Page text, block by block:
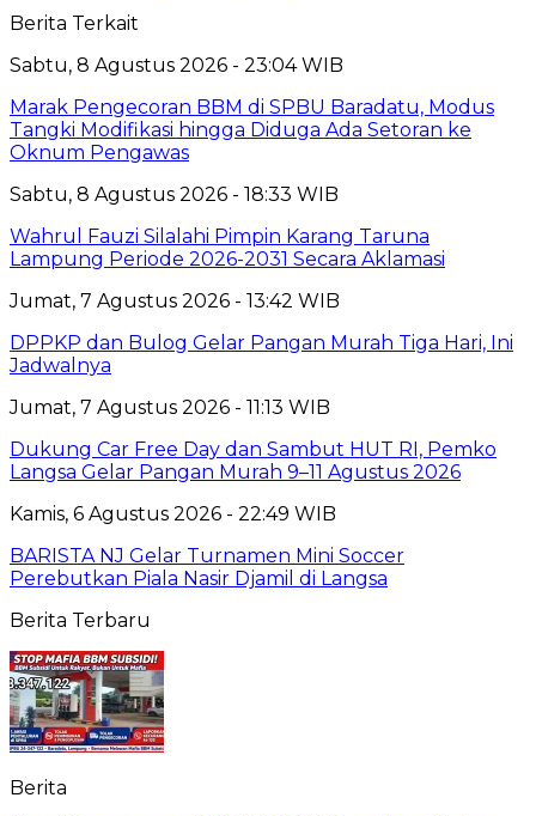
Berita Terkait
Sabtu, 8 Agustus 2026 - 23:04 WIB
Marak Pengecoran BBM di SPBU Baradatu, Modus
Tangki Modifikasi hingga Diduga Ada Setoran ke
Oknum Pengawas
Sabtu, 8 Agustus 2026 - 18:33 WIB
Wahrul Fauzi Silalahi Pimpin Karang Taruna
Lampung Periode 2026-2031 Secara Aklamasi
Jumat, 7 Agustus 2026 - 13:42 WIB
DPPKP dan Bulog Gelar Pangan Murah Tiga Hari, Ini
Jadwalnya
Jumat, 7 Agustus 2026 - 11:13 WIB
Dukung Car Free Day dan Sambut HUT RI, Pemko
Langsa Gelar Pangan Murah 9–11 Agustus 2026
Kamis, 6 Agustus 2026 - 22:49 WIB
BARISTA NJ Gelar Turnamen Mini Soccer
Perebutkan Piala Nasir Djamil di Langsa
Berita Terbaru
Berita